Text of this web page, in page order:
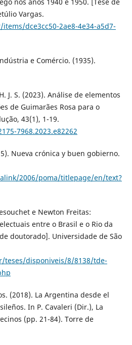
nos anos 1940 e 1950. [Tese de
Vargas.
dce3cc50-2ae8-4e34-a5d7-
e Comércio. (1935).
J. S. (2023). Análise de elementos
de Guimarães Rosa para o
43(1), 1-19.
7968.2023.e82262
Nueva crónica y buen gobierno.
2006/poma/titlepage/en/text?
e Newton Freitas:
entre o Brasil e o Rio da
doutorado]. Universidade de São
teses/disponiveis/8/8138/tde-
(2018). La Argentina desde el
In P. Cavaleri (Dir.), La
(pp. 21-84). Torre de